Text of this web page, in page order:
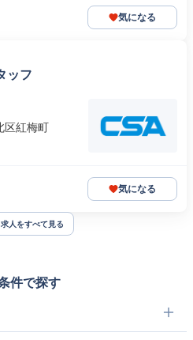
気になる
ッフ
区紅梅町
気になる
人をすべて見る
件で探す